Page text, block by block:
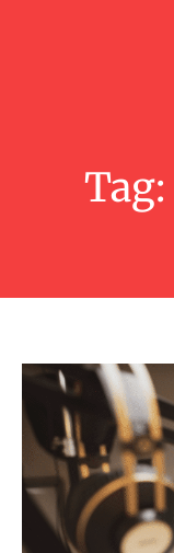
Tag: